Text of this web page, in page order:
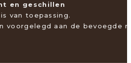
en geschillen
van toepassing.
voorgelegd aan de bevoegde